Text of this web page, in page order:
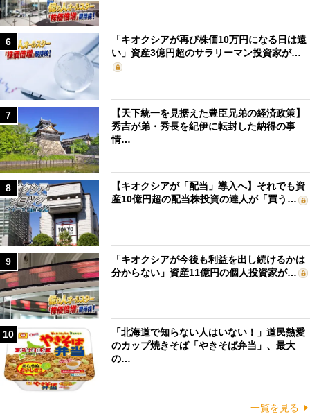
6
「キオクシアが再び株価10万円になる日は遠
い」資産3億円超のサラリーマン投資家が…
7
【天下統一を見据えた豊臣兄弟の経済政策】
秀吉が弟・秀長を紀伊に転封した納得の事
情…
8
【キオクシアが「配当」導入へ】それでも資
産10億円超の配当株投資の達人が「買う…
9
「キオクシアが今後も利益を出し続けるかは
分からない」資産11億円の個人投資家が…
10
「北海道で知らない人はいない！」道民熱愛
のカップ焼きそば「やきそば弁当」、最大
の…
一覧を見る